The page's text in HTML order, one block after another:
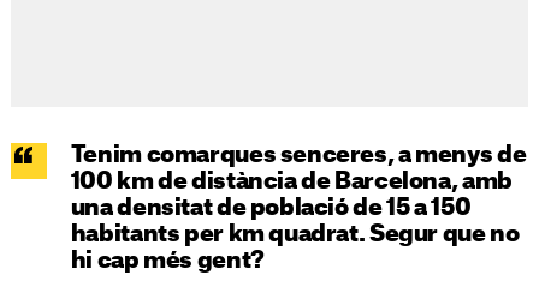
Tenim comarques senceres, a menys de
100 km de distància de Barcelona, amb
una densitat de població de 15 a 150
habitants per km quadrat. Segur que no
hi cap més gent?